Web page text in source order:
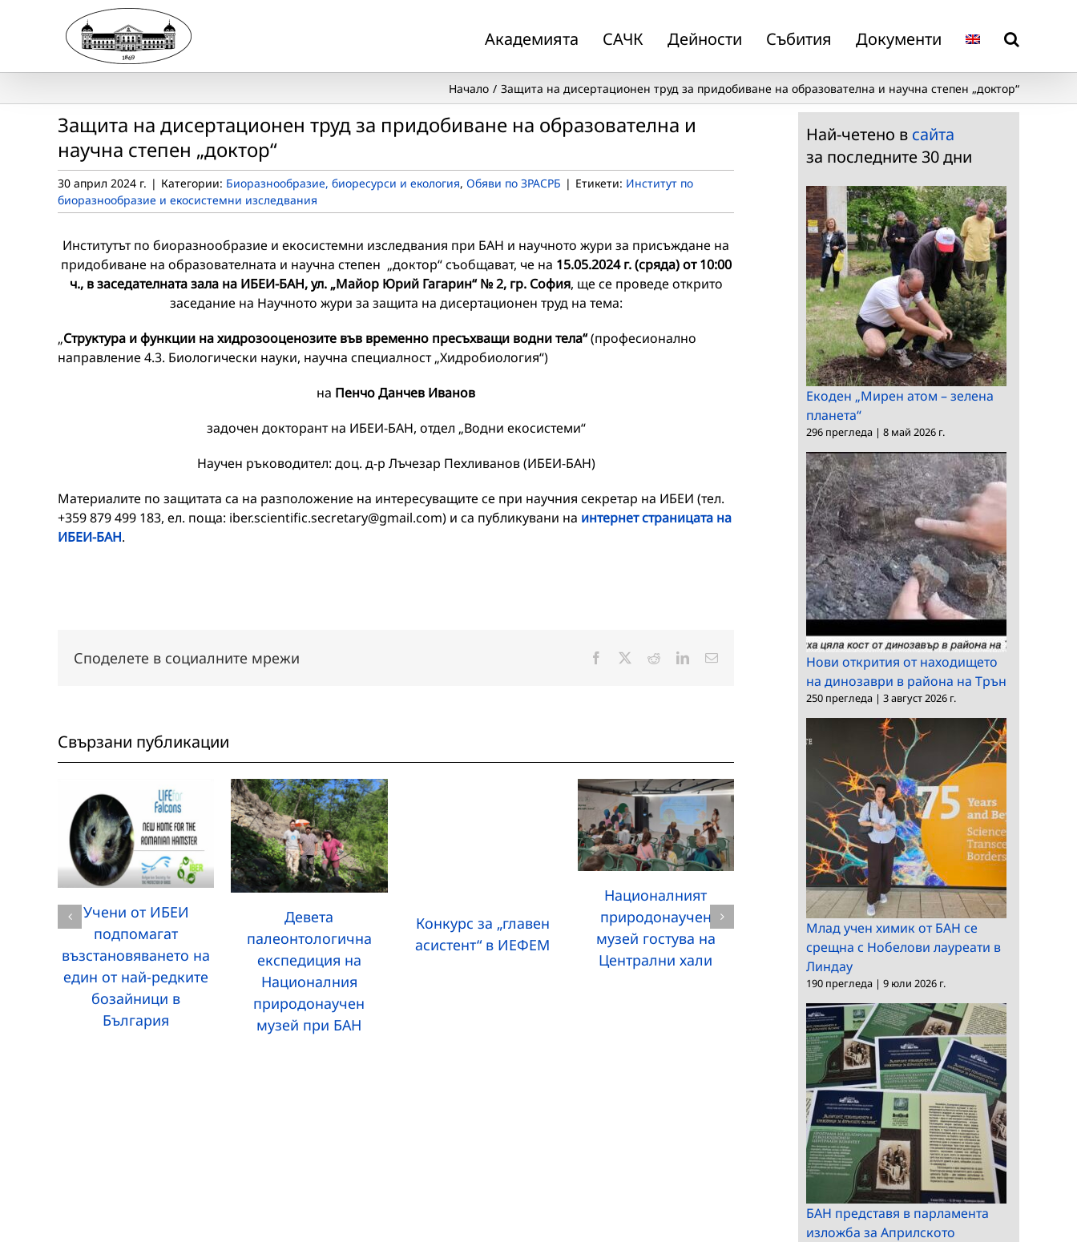
Академията САЧК Дейности Събития Документи
Начало Защита на дисертационен труд за придобиване на образователна и научна степен „доктор“
Защита на дисертационен труд за придобиване на образователна и
научна степен „доктор“
30 април 2024 г. | Категории: Биоразнообразие, биоресурси и екология, Обяви по ЗРАСРБ | Етикети: Институт по
биоразнообразие и екосистемни изследвания
Институтът по биоразнообразие и екосистемни изследвания при БАН и научното жури за присъждане на
придобиване на образователната и научна степен „доктор“ съобщават, че на 15.05.2024 г. (сряда) от 10:00
ч., в заседателната зала на ИБЕИ-БАН, ул. „Майор Юрий Гагарин“ № 2, гр. София, ще се проведе открито
заседание на Научното жури за защита на дисертационен труд на тема:
„Структура и функции на хидрозооценозите във временно пресъхващи водни тела“(професионално
направление 4.3. Биологически науки, научна специалност „Хидробиология“)
на Пенчо Данчев Иванов
задочен докторант на ИБЕИ-БАН, отдел „Водни екосистеми“
Научен ръководител: доц. д-р Лъчезар Пехливанов (ИБЕИ-БАН)
Материалите по защитата са на разположение на интересуващите се при научния секретар на ИБЕИ (тел.
+359 879 499 183, ел. поща: iber.scientific.secretary@gmail.com) и са публикувани на интернет страницата на
ИБЕИ-БАН.
Споделете в социалните мрежи Facebook RedditLinkedInЕлектронна
Свързани публикации
Учени от ИБЕИ
подпомагат
възстановяването на
един от най-редките
бозайници в
България
Девета
палеонтологична
експедиция на
Националния
природонаучен
музей при БАН
Конкурс за „главен
асистент“ в ИЕФЕМ
Националният
природонаучен
музей гостува на
Централни хали
Евразийска
конференция за
тревните екосистеми
събира водещи учени
в София
Д-р Грег Графин в
Националния
музей
Най-четено в сайта
за последните 30 дни
Екоден „Мирен атом – зелена
планета“
296 прегледа | 8 май 2026 г.
Нови открития от находището
на динозаври в района на Трън
250 прегледа | 3 август 2026 г.
Млад учен химик от БАН се
срещна с Нобелови лауреати в
Линдау
190 прегледа | 9 юли 2026 г.
БАН представя в парламента
изложба за Априлското